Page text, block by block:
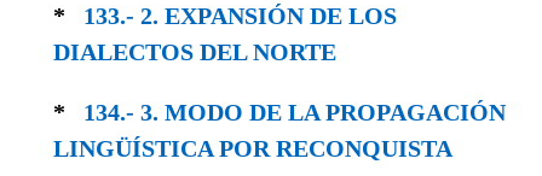
* 133.- 2. EXPANSIÓN DE LOS
DIALECTOS DEL NORTE
* 134.- 3. MODO DE LA PROPAGACIÓN
LIN­GÜÍSTICA POR RECONQUISTA